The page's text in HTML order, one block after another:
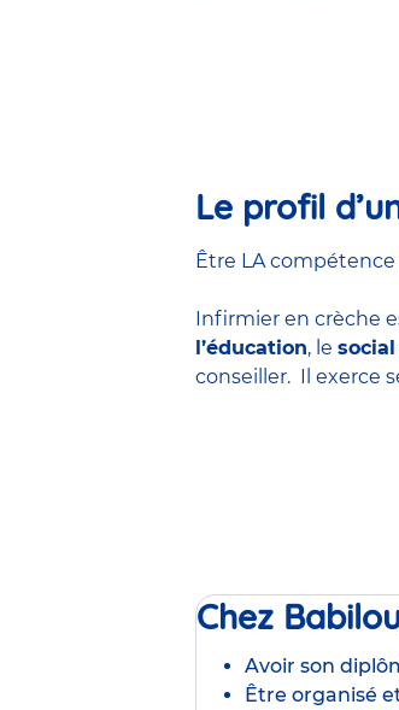
Le profil
Être LA
Infirmier en crèche
l’éducation, le social
conseiller. Il exerce
Chez
Avoir son
Être organisé